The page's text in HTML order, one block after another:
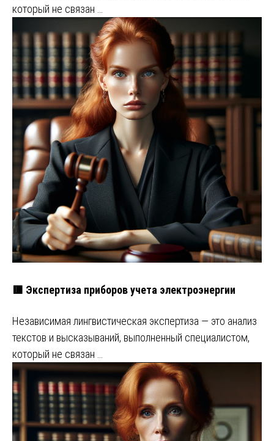
который не связан …
🟥 Экспертиза приборов учета электроэнергии
Независимая лингвистическая экспертиза — это анализ
текстов и высказываний, выполненный специалистом,
который не связан …